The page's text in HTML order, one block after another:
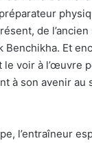
de
Benchikha. Et
le voir à l’œuvre
à son avenir au
l’entraîneur